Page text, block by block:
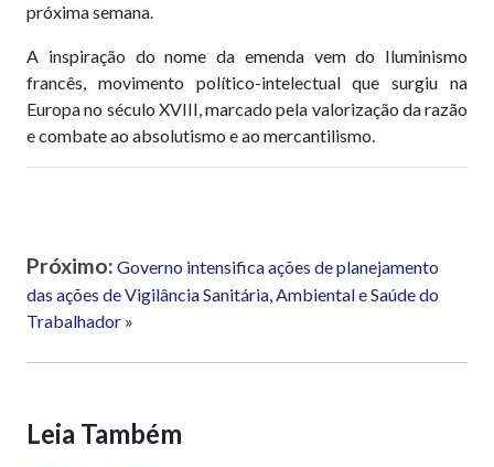
próxima semana.
A inspiração do nome da emenda vem do Iluminismo
francês, movimento político-intelectual que surgiu na
Europa no século XVIII, marcado pela valorização da razão
e combate ao absolutismo e ao mercantilismo.
Próximo: Governo intensifica ações de planejamento
das ações de Vigilância Sanitária, Ambiental e Saúde do
Trabalhador »
Leia Também